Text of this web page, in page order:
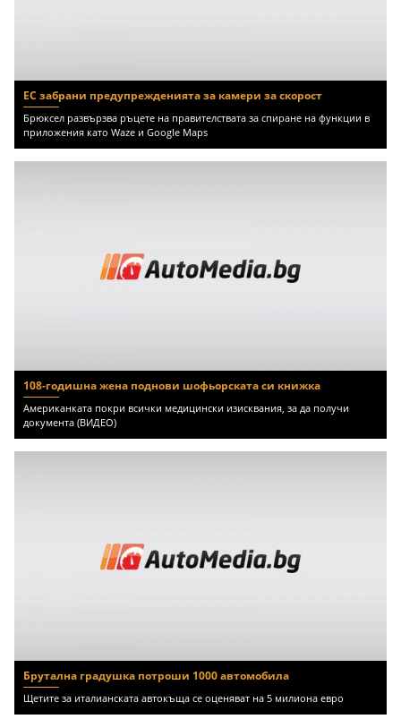
ЕС забрани предупрежденията за камери за скорост
Брюксел развързва ръцете на правителствата за спиране на функции в
приложения като Waze и Google Maps
108-годишна жена поднови шофьорската си книжка
Американката покри всички медицински изисквания, за да получи
документа (ВИДЕО)
Брутална градушка потроши 1000 автомобила
Щетите за италианската автокъща се оценяват на 5 милиона евро